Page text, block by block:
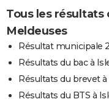
Tous les résultats
Meldeuses
Résultat municipale
Résultats du bac à
Résultats du brevet
Résultats du BTS à